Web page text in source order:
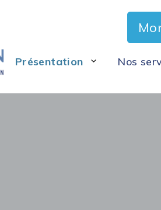
Présentation Nos